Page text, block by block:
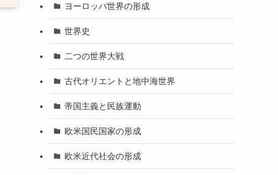
ヨーロッパ世界の形成
世界史
二つの世界大戦
古代オリエントと地中海世界
帝国主義と民族運動
欧米国民国家の形成
欧米近代社会の形成